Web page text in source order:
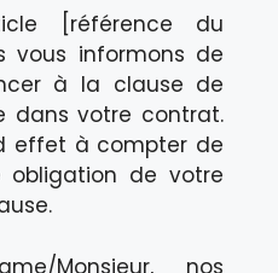
[référence du
vous informons de
à la clause de
dans votre contrat.
effet à compter de
de votre
Monsieur, nos